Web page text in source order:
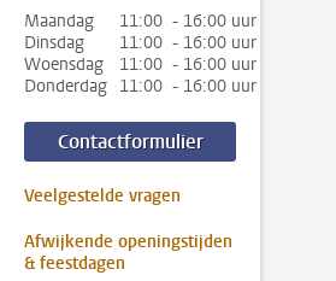
Maandag
11:00 - 16:00 uur
Dinsdag
11:00 - 16:00 uur
Woensdag
11:00 - 16:00 uur
Donderdag 11:00 - 16:00 uur
Contactformulier
Veelgestelde vragen
Afwijkende openingstijden
& feestdagen